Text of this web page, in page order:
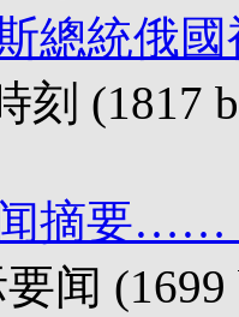
總統俄
刻 (1817
摘要……
闻